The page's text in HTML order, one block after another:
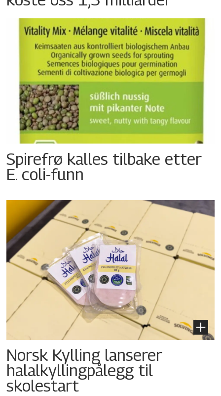
Spirefrø kalles tilbake etter
E. coli-funn
Norsk Kylling lanserer
halalkyllingpålegg til
skolestart